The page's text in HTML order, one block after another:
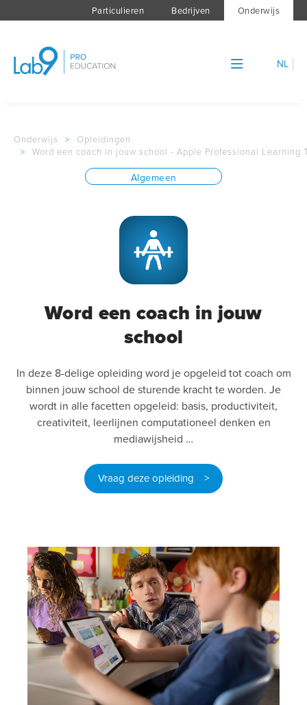
Particulieren Bedrijven Onderwijs
NL
Onderwijs >
Opleidingen
> Word een coach in jouw school - Apple Professional Learning
Algemeen
Word een coach in jouw
school
In deze 8-delige opleiding word je opgeleid tot coach om
binnen jouw school de sturende kracht te worden. Je
wordt in alle facetten opgeleid: basis, productiviteit,
creativiteit, leerlijnen computationeel denken en
mediawijsheid …
Vraag deze opleiding >